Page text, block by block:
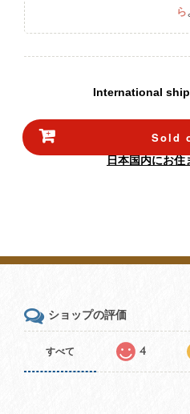
ら
International
Sold
日本国内にお住
ショップの評価
すべて 4